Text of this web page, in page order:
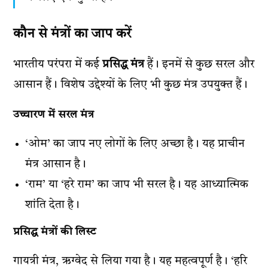
कौन से मंत्रों का जाप करें
भारतीय परंपरा में कईप्रसिद्ध मंत्रहैं। इनमें से कुछ सरल और
आसान हैं। विशेष उद्देश्यों के लिए भी कुछ मंत्र उपयुक्त हैं।
उच्चारण में सरल मंत्र
‘ओम’ का जाप नए लोगों के लिए अच्छा है। यह प्राचीन
मंत्र आसान है।
‘राम’ या ‘हरे राम’ का जाप भी सरल है। यह आध्यात्मिक
शांति देता है।
प्रसिद्ध मंत्रों की लिस्ट
गायत्री मंत्र, ऋग्वेद से लिया गया है। यह महत्वपूर्ण है। ‘हरि